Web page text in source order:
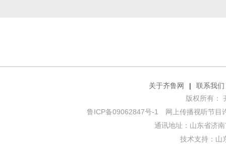
关于齐鲁网 |
联系我们
版权所有：
鲁ICP备09062847号-1
网上传播视听节目
通讯地址：山东省济
技术支持： 山